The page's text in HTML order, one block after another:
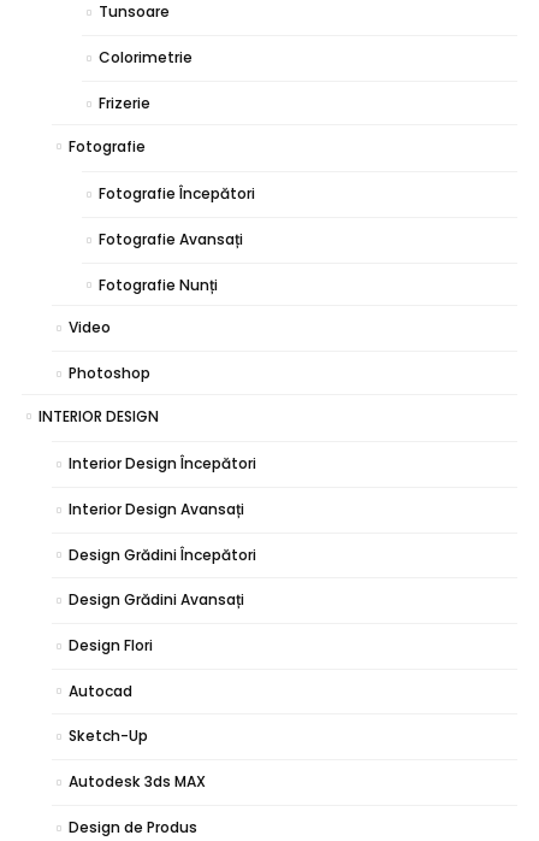
Tunsoare
Colorimetrie
Frizerie
Fotografie
Fotografie Începători
Fotografie Avansați
Fotografie Nunți
Video
Photoshop
INTERIOR DESIGN
Interior Design Începători
Interior Design Avansați
Design Grădini Începători
Design Grădini Avansați
Design Flori
Autocad
Sketch-Up
Autodesk 3ds MAX
Design de Produs